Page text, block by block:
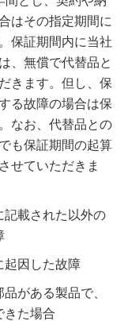
はその指定期間に
保証期間内に当社
、無償で代替品と
きます。但し、保
る故障の場合は保
なお、代替品との
も保証期間の起算
せていただきま
記載された以外の
起因した故障
がある製品で、
きた場合